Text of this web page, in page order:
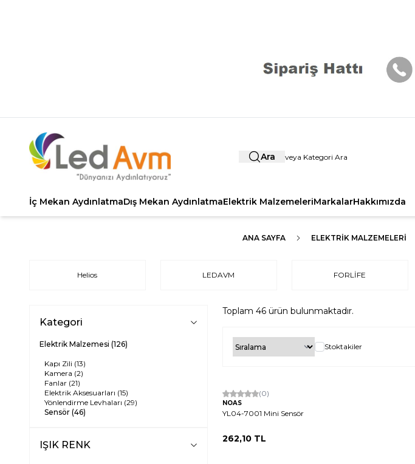
Ara
İç Mekan AydınlatmaDış Mekan AydınlatmaElektrik MalzemeleriMarkalarHakkımızda
ANA SAYFA ELEKTRIK MALZEMELERI
Helios LEDAVM FORLİFE
Kategori
Elektrik Malzemesi (126)
Kapı Zili (13)
Kamera (2)
Fanlar (21)
Elektrik Aksesuarları (15)
Yönlendirme Levhaları (29)
Sensör (46)
IŞIK RENK
Toplam 46 ürün bulunmaktadır.
Stoktakiler
(0)
NOAS
YL04-7001 Mini Sensör
262,10 TL